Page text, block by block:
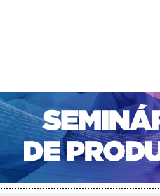
ACESSO
DE REVISTAS DA UNIFACS
do autor